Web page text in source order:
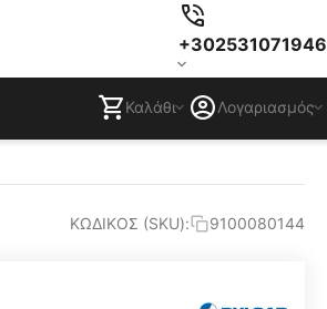
+302531071946
Καλάθι Λογαριασμός
ΚΩΔΙΚΟΣ (SKU): 9100080144